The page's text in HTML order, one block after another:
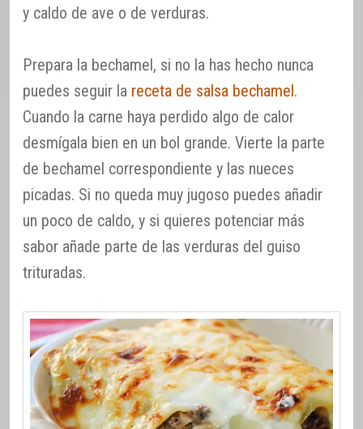
y caldo de ave o de verduras.
Prepara la bechamel, si no la has hecho nunca
puedes seguir la receta de salsa bechamel.
Cuando la carne haya perdido algo de calor
desmígala bien en un bol grande. Vierte la parte
de bechamel correspondiente y las nueces
picadas. Si no queda muy jugoso puedes añadir
un poco de caldo, y si quieres potenciar más
sabor añade parte de las verduras del guiso
trituradas.